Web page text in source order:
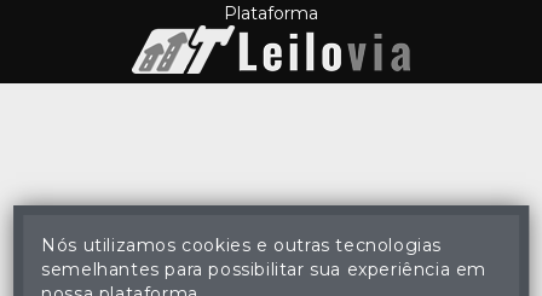
Plataforma
Nós utilizamos cookies e outras tecnologias
semelhantes para possibilitar sua experiência em